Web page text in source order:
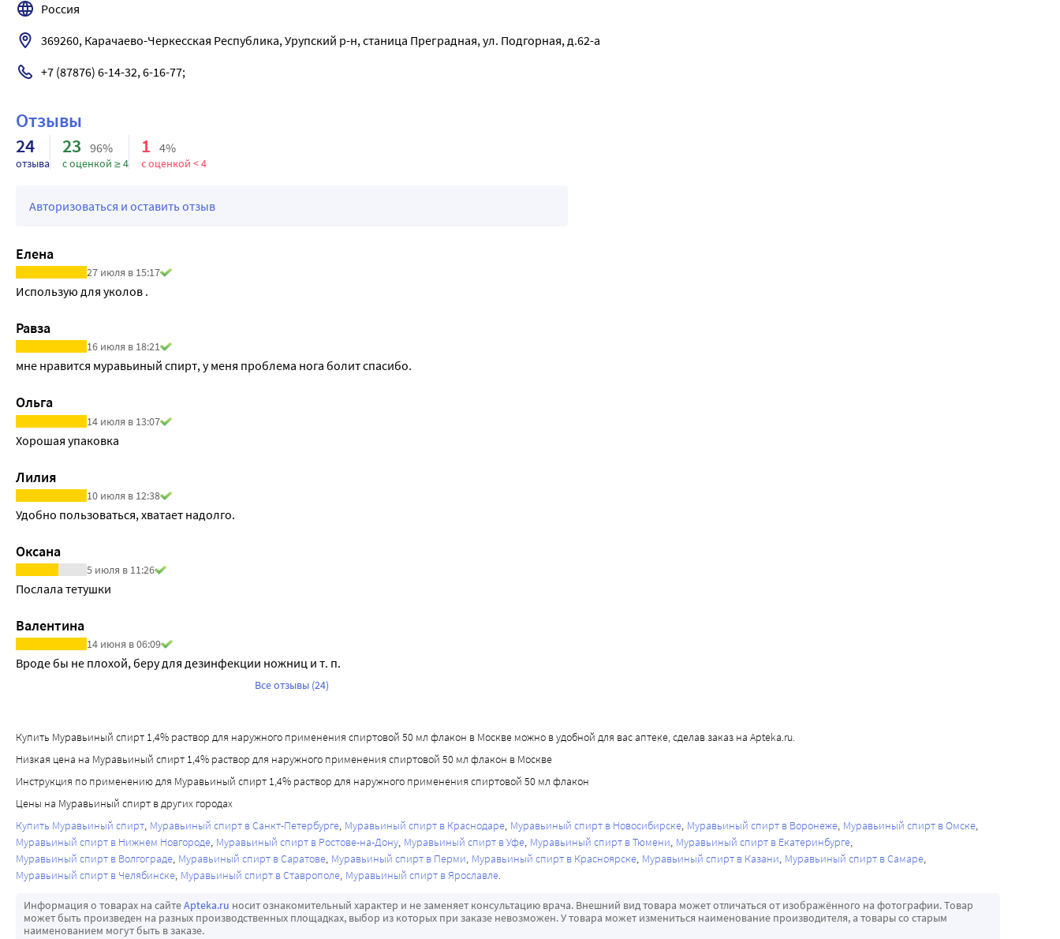
Россия
369260, Карачаево-Черкесская Республика, Урупский р-н, станица Преградная, ул. Подгорная, д.62-а
+7 (87876) 6-14-32, 6-16-77;
Отзывы
24
отзыва
23 96%
с оценкой ≥ 4
1 4%
с оценкой < 4
Авторизоваться и оставить отзыв
Елена
27 июля в 15:17
Использую для уколов .
Равза
16 июля в 18:21
мне нравится муравьиный спирт, у меня проблема нога болит спасибо.
Ольга
14 июля в 13:07
Хорошая упаковка
Лилия
10 июля в 12:38
Удобно пользоваться, хватает надолго.
Оксана
5 июля в 11:26
Послала тетушки
Валентина
14 июня в 06:09
Вроде бы не плохой, беру для дезинфекции ножниц и т. п.
Все отзывы (24)
Купить Муравьиный спирт 1,4% раствор для наружного применения спиртовой 50 мл флакон в Москве можно в удобной для вас аптеке, сделав заказ на Apteka.ru.
Низкая цена на Муравьиный спирт 1,4% раствор для наружного применения спиртовой 50 мл флакон в Москве
Инструкция по применению для Муравьиный спирт 1,4% раствор для наружного применения спиртовой 50 мл флакон
Цены на Муравьиный спирт в других городах
Купить Муравьиный спирт Муравьиный спирт в Санкт-Петербурге Муравьиный спирт в Краснодаре Муравьиный спирт в Новосибирске Муравьиный спирт в Воронеже Муравьиный спирт в Омске
Муравьиный спирт в Нижнем Новгороде Муравьиный спирт в Ростове-на-Дону Муравьиный спирт в Уфе Муравьиный спирт в Тюмени Муравьиный спирт в Екатеринбурге
Муравьиный спирт в Волгограде Муравьиный спирт в Саратове Муравьиный спирт в Перми Муравьиный спирт в Красноярске Муравьиный спирт в Казани Муравьиный спирт в Самаре
Муравьиный спирт в Челябинске Муравьиный спирт в Ставрополе Муравьиный спирт в Ярославле
Информация о товарах на сайтеApteka.ru носит ознакомительный характер и не заменяет консультацию врача. Внешний вид товара может отличаться от изображённого на фотографии. Товар
может быть произведен на разных производственных площадках, выбор из которых при заказе невозможен. У товара может измениться наименование производителя, а товары со старым
наименованием могут быть в заказе.